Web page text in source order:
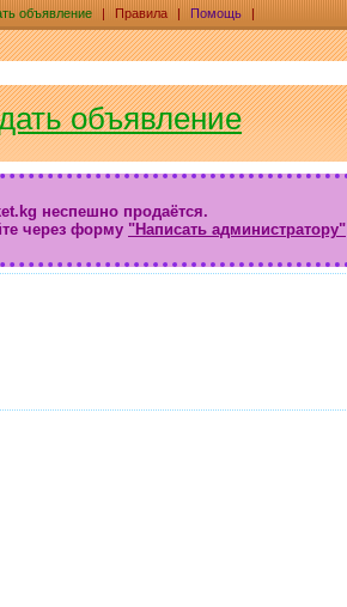
объявление | Правила | Помощь |
объявление
неспешно продаётся.
через форму "Написать администратору"